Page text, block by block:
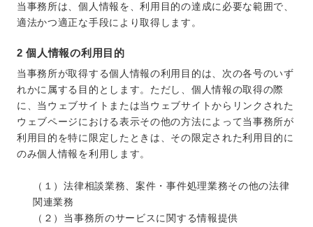
当事務所は、個人情報を、利用目的の達成に必要な範囲で、
適法かつ適正な手段により取得します。
2 個人情報の利用目的
当事務所が取得する個人情報の利用目的は、次の各号のいず
れかに属する目的とします。ただし、個人情報の取得の際
に、当ウェブサイトまたは当ウェブサイトからリンクされた
ウェブページにおける表示その他の方法によって当事務所が
利用目的を特に限定したときは、その限定された利用目的に
のみ個人情報を利用します。
（１）法律相談業務、案件・事件処理業務その他の法律
関連業務
（２）当事務所のサービスに関する情報提供